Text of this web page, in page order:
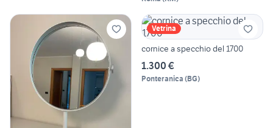
Vetrina
cornice a specchio del 1700
1.300 €
Ponteranica (BG)